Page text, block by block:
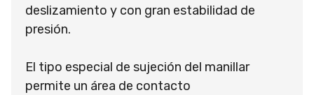
deslizamiento y con gran estabilidad de
presión.
El tipo especial de sujeción del manillar
permite un área de contacto